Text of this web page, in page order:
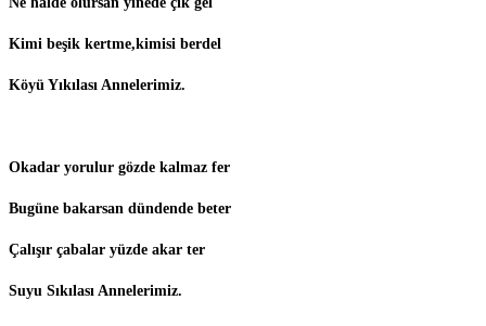
Kimi beşik kertme,kimisi berdel
Köyü Yıkılası Annelerimiz.
Okadar yorulur gözde kalmaz fer
Bugüne bakarsan dündende beter
Çalışır çabalar yüzde akar ter
Suyu Sıkılası Annelerimiz.